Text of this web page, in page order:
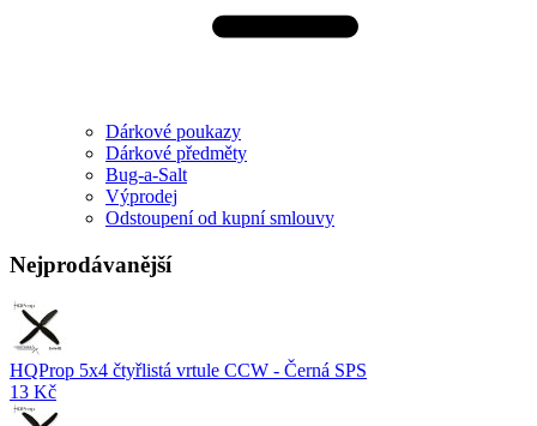
Dárkové poukazy
Dárkové předměty
Bug-a-Salt
Výprodej
Odstoupení od kupní smlouvy
Nejprodávanější
HQProp 5x4 čtyřlistá vrtule CCW - Černá SPS
13 Kč